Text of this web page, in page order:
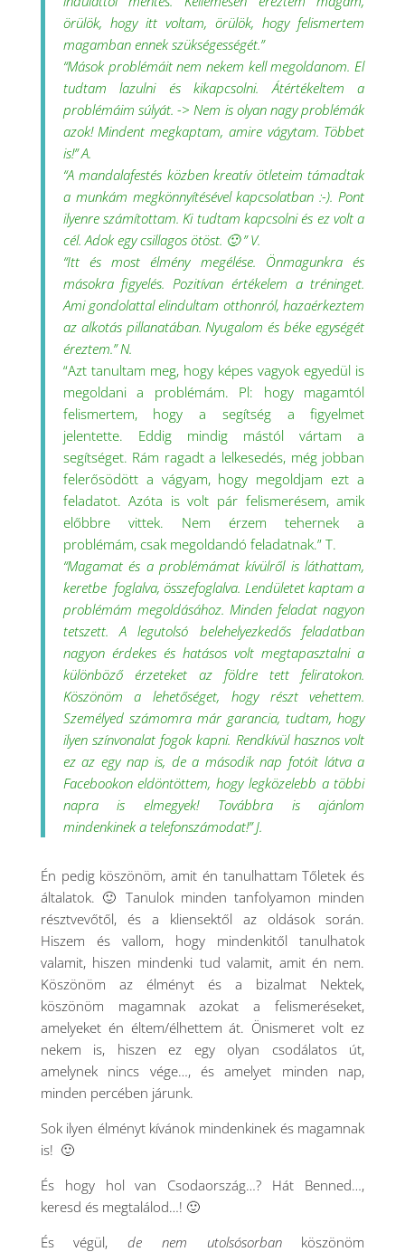
örülök, hogy itt voltam, örülök, hogy felismertem
magamban ennek szükségességét.”
“Mások problémáit nem nekem kell megoldanom. El
tudtam lazulni és kikapcsolni. Átértékeltem a
problémáim súlyát. -> Nem is olyan nagy problémák
azok! Mindent megkaptam, amire vágytam. Többet
is!” A.
“A mandalafestés közben kreatív ötleteim támadtak
a munkám megkönnyítésével kapcsolatban :-). Pont
ilyenre számítottam. Ki tudtam kapcsolni és ez volt a
cél. Adok egy csillagos ötöst. 🙂 ” V.
“Itt és most élmény megélése. Önmagunkra és
másokra figyelés. Pozitívan értékelem a tréninget.
Ami gondolattal elindultam otthonról, hazaérkeztem
az alkotás pillanatában. Nyugalom és béke egységét
éreztem.” N.
“Azt tanultam meg, hogy képes vagyok egyedül is
megoldani a problémám. Pl: hogy magamtól
felismertem, hogy a segítség a figyelmet
jelentette. Eddig mindig mástól vártam a
segítséget. Rám ragadt a lelkesedés, még jobban
felerősödött a vágyam, hogy megoldjam ezt a
feladatot. Azóta is volt pár felismerésem, amik
előbbre vittek. Nem érzem tehernek a
problémám, csak megoldandó feladatnak.” T.
“Magamat és a problémámat kívülről is láthattam,
keretbe foglalva, összefoglalva. Lendületet kaptam a
problémám megoldásához. Minden feladat nagyon
tetszett. A legutolsó belehelyezkedős feladatban
nagyon érdekes és hatásos volt megtapasztalni a
különböző érzeteket az földre tett feliratokon.
Köszönöm a lehetőséget, hogy részt vehettem.
Személyed számomra már garancia, tudtam, hogy
ilyen színvonalat fogok kapni. Rendkívül hasznos volt
ez az egy nap is, de a második nap fotóit látva a
Facebookon eldöntöttem, hogy legközelebb a többi
napra is elmegyek! Továbbra is ajánlom
mindenkinek a telefonszámodat!” J.
Én pedig köszönöm, amit én tanulhattam Tőletek és
általatok. 🙂 Tanulok minden tanfolyamon minden
résztvevőtől, és a kliensektől az oldások során.
Hiszem és vallom, hogy mindenkitől tanulhatok
valamit, hiszen mindenki tud valamit, amit én nem.
Köszönöm az élményt és a bizalmat Nektek,
köszönöm magamnak azokat a felismeréseket,
amelyeket én éltem/élhettem át. Önismeret volt ez
nekem is, hiszen ez egy olyan csodálatos út,
amelynek nincs vége…, és amelyet minden nap,
minden percében járunk.
Sok ilyen élményt kívánok mindenkinek és magamnak
is! 🙂
És hogy hol van Csodaország…? Hát Benned…,
keresd és megtalálod…! 🙂
És végül,de nem utolsósorbanköszönöm